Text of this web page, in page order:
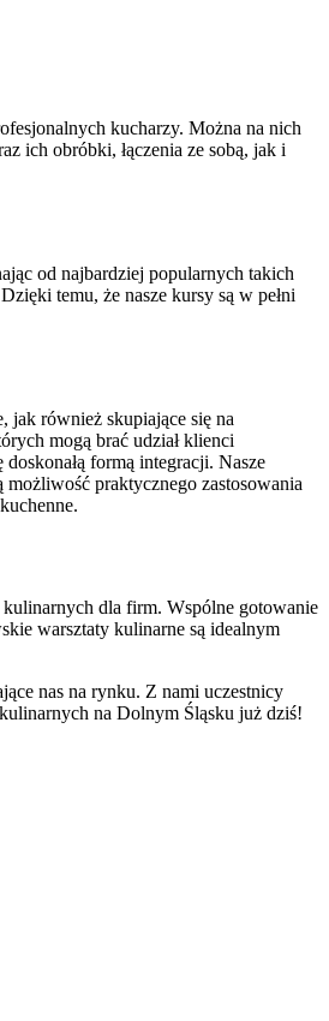
kucharzy. Można na nich
ich obróbki, łączenia ze sobą, jak i
od najbardziej popularnych takich
temu, że nasze kursy są w pełni
jak również skupiające się na
mogą brać udział klienci
formą integracji. Nasze
praktycznego zastosowania
dla firm. Wspólne gotowanie
warsztaty kulinarne są idealnym
nas na rynku. Z nami uczestnicy
na Dolnym Śląsku już dziś!